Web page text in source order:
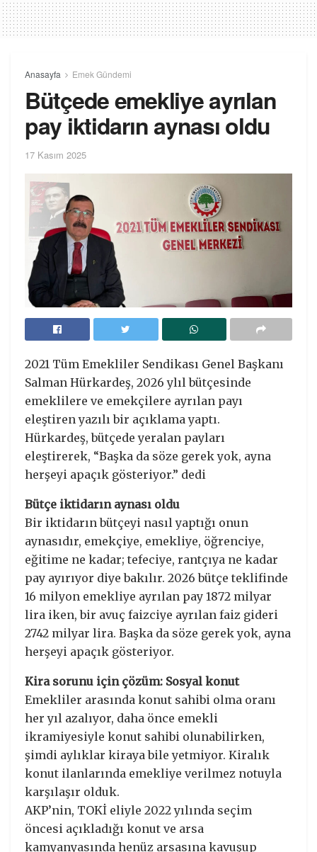
Anasayfa Emek Gündemi
Bütçede emekliye ayrılan
pay iktidarın aynası oldu
17 Kasım 2025
2021 Tüm Emekliler Sendikası Genel Başkanı
Salman Hürkardeş, 2026 ylıl bütçesinde
emeklilere ve emekçilere ayrılan payı
eleştiren yazılı bir açıklama yaptı.
Hürkardeş, bütçede yeralan payları
eleştirerek, “Başka da söze gerek yok, ayna
herşeyi apaçık gösteriyor.” dedi
Bütçe iktidarın aynası oldu
Bir iktidarın bütçeyi nasıl yaptığı onun
aynasıdır, emekçiye, emekliye, öğrenciye,
eğitime ne kadar; tefeciye, rantçıya ne kadar
pay ayırıyor diye bakılır. 2026 bütçe teklifinde
16 milyon emekliye ayrılan pay 1872 milyar
lira iken, bir avuç faizciye ayrılan faiz gideri
2742 milyar lira. Başka da söze gerek yok, ayna
herşeyi apaçık gösteriyor.
Kira sorunu için çözüm: Sosyal konut
Emekliler arasında konut sahibi olma oranı
her yıl azalıyor, daha önce emekli
ikramiyesiyle konut sahibi olunabilirken,
şimdi aylıklar kiraya bile yetmiyor. Kiralık
konut ilanlarında emekliye verilmez notuyla
karşılaşır olduk.
AKP’nin, TOKİ eliyle 2022 yılında seçim
öncesi açıkladığı konut ve arsa
kamyanyasında henüz arsasına kavuşup